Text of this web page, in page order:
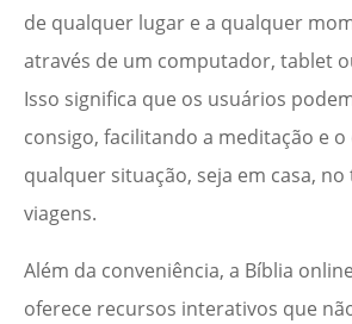
de qualquer lugar e a qualquer
através de um computador, tablet
Isso significa que os usuários
consigo, facilitando a meditação e
qualquer situação, seja em casa,
viagens.
Além da conveniência, a Bíblia
oferece recursos interativos que